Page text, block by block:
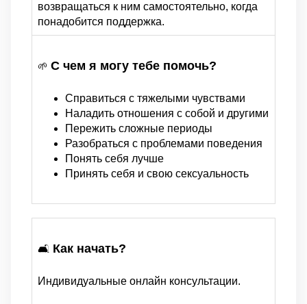
возвращаться к ним самостоятельно, когда
понадобится поддержка.
🌱 С чем я могу тебе помочь?
Справиться с тяжелыми чувствами
Наладить отношения с собой и другими
Пережить сложные периоды
Разобраться с проблемами поведения
Понять себя лучше
Принять себя и свою сексуальность
🛋 Как начать?
Индивидуальные онлайн консультации.